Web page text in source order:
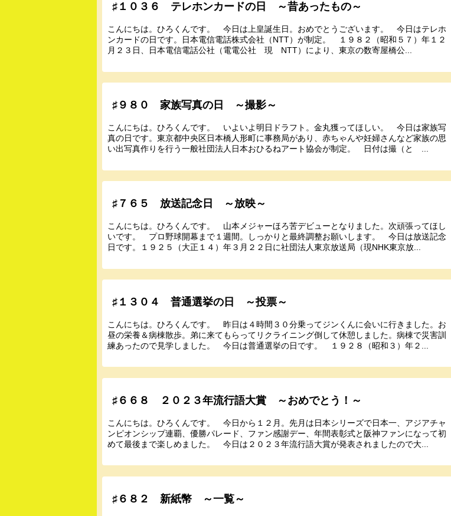
♯１０３６ テレホンカードの日 ～昔あったもの～
こんにちは。ひろくんです。 今日は上皇誕生日。おめでとうございます。 今日はテレホ
ンカードの日です。日本電信電話株式会社（NTT）が制定。 １９８２（昭和５７）年１２
月２３日、日本電信電話公社（電電公社 現 NTT）により、東京の数寄屋橋公...
♯９８０ 家族写真の日 ～撮影～
こんにちは。ひろくんです。 いよいよ明日ドラフト。金丸獲ってほしい。 今日は家族写
真の日です。東京都中央区日本橋人形町に事務局があり、赤ちゃんや妊婦さんなど家族の思
い出写真作りを行う一般社団法人日本おひるねアート協会が制定。 日付は撮（と ...
♯７６５ 放送記念日 ～放映～
こんにちは。ひろくんです。 山本メジャーほろ苦デビューとなりました。次頑張ってほし
いです。 プロ野球開幕まで１週間。しっかりと最終調整お願いします。 今日は放送記念
日です。１９２５（大正１４）年３月２２日に社団法人東京放送局（現NHK東京放...
♯１３０４ 普通選挙の日 ～投票～
こんにちは。ひろくんです。 昨日は４時間３０分乗ってジンくんに会いに行きました。お
昼の栄養＆病棟散歩。弟に来てもらってリクライニング倒して休憩しました。病棟で災害訓
練あったので見学しました。 今日は普通選挙の日です。 １９２８（昭和３）年２...
♯６６８ ２０２３年流行語大賞 ～おめでとう！～
こんにちは。ひろくんです。 今日から１２月。先月は日本シリーズで日本一、アジアチャ
ンピオンシップ連覇、優勝パレード、ファン感謝デー、年間表彰式と阪神ファンになって初
めて最後まで楽しめました。 今日は２０２３年流行語大賞が発表されましたので大...
♯６８２ 新紙幣 ～一覧～